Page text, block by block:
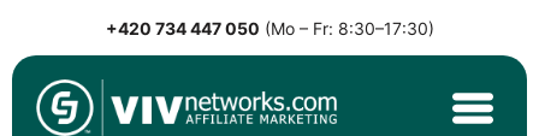
to
content
+420 734 447 050 (Mo – Fr: 8:30–17:30)